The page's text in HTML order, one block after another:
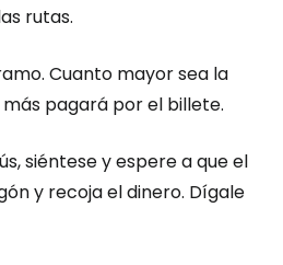
rutas.
Cuanto mayor sea la
pagará por el billete.
siéntese y espere a que el
y recoja el dinero. Dígale